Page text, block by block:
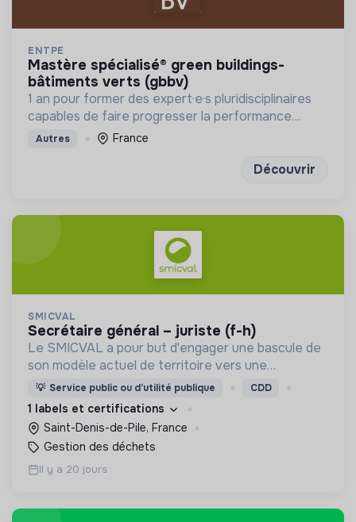
ENTPE
mastère spécialisé® green buildings-
bâtiments verts (gbbv)
1 an pour former des expert·e·s pluridisciplinaires
capables de faire progresser la performance
globale des constructions
Autres France
Découvrir
SMICVAL
secrétaire général – juriste (f-h)
Le SMICVAL a pour but d'engager une bascule de
son modèle actuel de territoire vers une
dynamique positive Zero Waste.
💡 Service public ou d’utilité publique CDD
1 labels et certifications
Saint-Denis-de-Pile, France
Gestion des déchets
Il y a 20 jours